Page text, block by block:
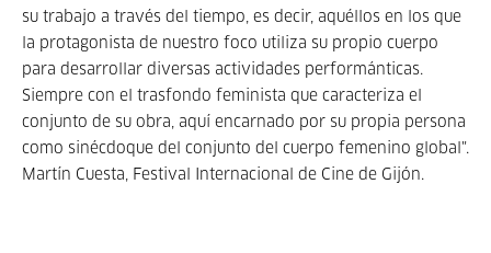
su trabajo a través del tiempo, es decir, aquéllos en los que
la protagonista de nuestro foco utiliza su propio cuerpo
para desarrollar diversas actividades performánticas.
Siempre con el trasfondo feminista que caracteriza el
conjunto de su obra, aquí encarnado por su propia persona
como sinécdoque del conjunto del cuerpo femenino global".
Martín Cuesta, Festival Internacional de Cine de Gijón.